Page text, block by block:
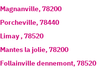
Magnanville,78200
Porcheville,78440
Limay,78520
Mantes la jolie,78200
Follainville dennemont,78520